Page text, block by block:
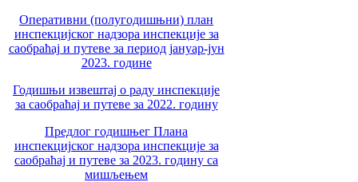
Оперативни (полугодишњни) план
инспекцијског надзора инспекције за
саобраћај и путеве за период јануар-јун
2023. године
Годишњи извештај о раду инспекције
за саобраћај и путеве за 2022. годину
Предлог годишњег Плана
инспекцијског надзора инспекције за
саобраћај и путеве за 2023. годину са
мишљењем